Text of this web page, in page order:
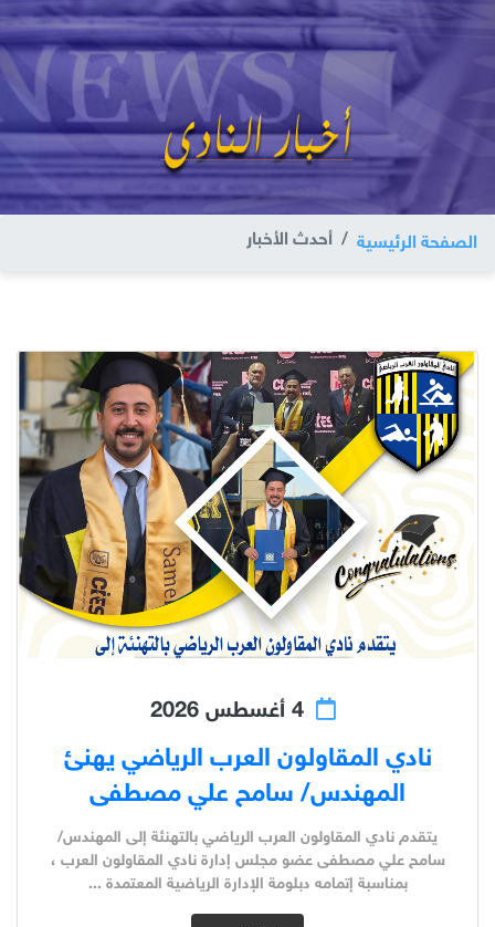
الصفحة الرئيسية أحدث الأخبار
نادي المقاولون العرب الرياضي يهنئ
المهندس/ سامح علي مصطفى
يتقدم نادي المقاولون العرب الرياضي بالتهنئة إلى المهندس/
سامح علي مصطفى عضو مجلس إدارة نادي المقاولون العرب ،
بمناسبة إتمامه دبلومة الإدارة الرياضية المعتمدة ...